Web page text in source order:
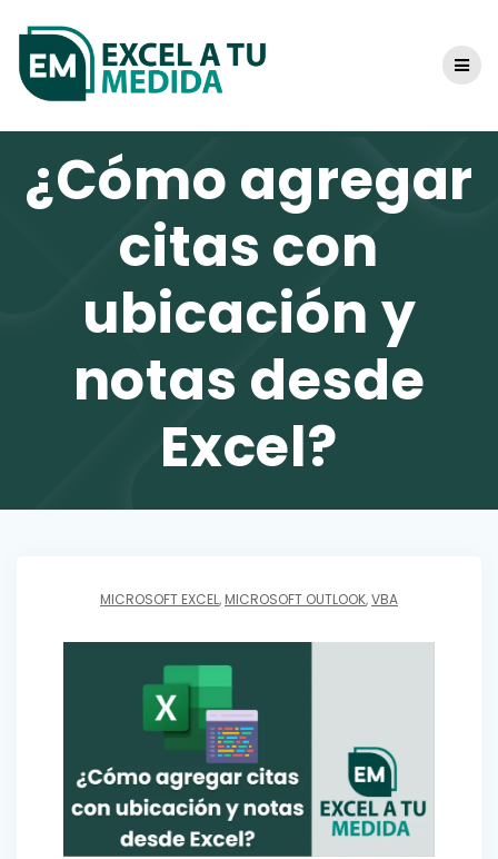
content
¿Cómo agregar
citas con
ubicación y
notas desde
Excel?
MICROSOFT EXCEL, MICROSOFT OUTLOOK,VBA